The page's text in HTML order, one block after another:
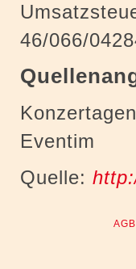
46/066/
Eventim
Quelle:
AGB